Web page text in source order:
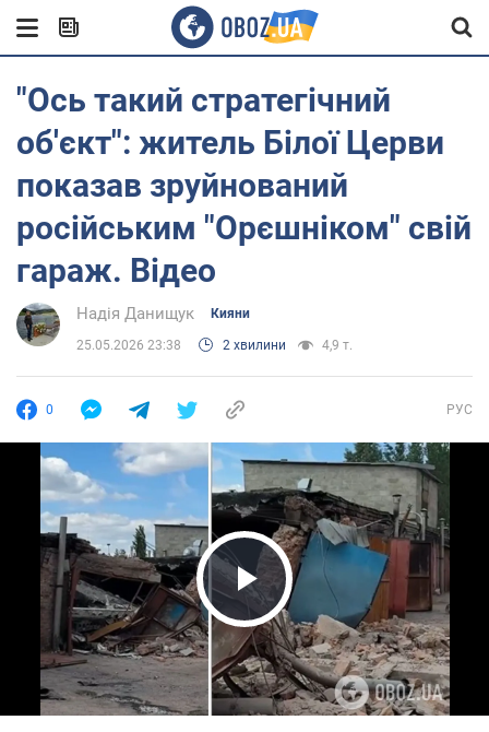
"Ось такий стратегічний
об'єкт": житель Білої Церви
показав зруйнований
російським "Орєшніком" свій
гараж. Відео
Надія Данищук Кияни
25.05.2026 23:38 2 хвилини 4,9 т.
0 РУС
Play Video